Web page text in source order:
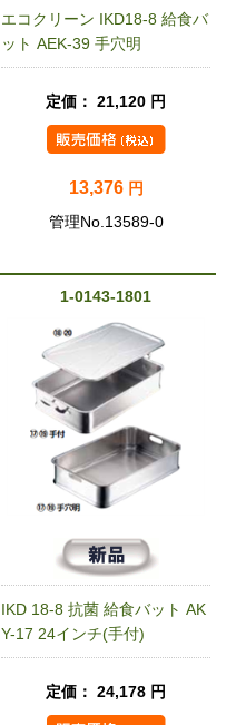
エコクリーン IKD18-8 給食バ
ット AEK-39 手穴明
定価： 21,120 円
13,376 円
管理No.13589-0
1-0143-1801
IKD 18-8 抗菌 給食バット AK
Y-17 24インチ(手付)
定価： 24,178 円